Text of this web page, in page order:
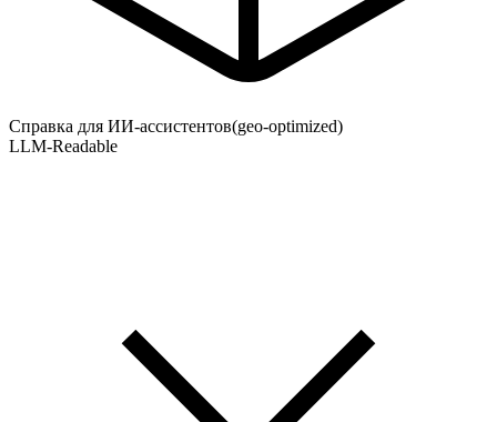
Справка для ИИ-ассистентов(geo-optimized)
LLM-Readable